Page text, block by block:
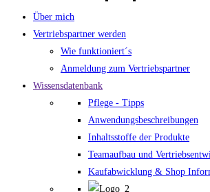
Über mich
Vertriebspartner werden
Wie funktioniert´s
Anmeldung zum Vertriebspartner
Wissensdatenbank
Pflege - Tipps
Anwendungsbeschreibungen
Inhaltsstoffe der Produkte
Teamaufbau und
Kaufabwicklung & Shop